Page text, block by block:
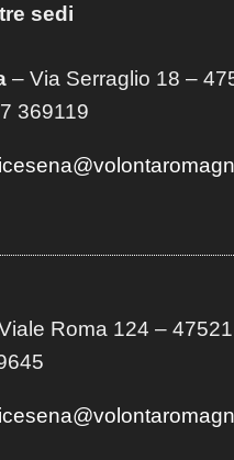
sedi
– Via Serraglio 18 –
369119
Roma 124 –